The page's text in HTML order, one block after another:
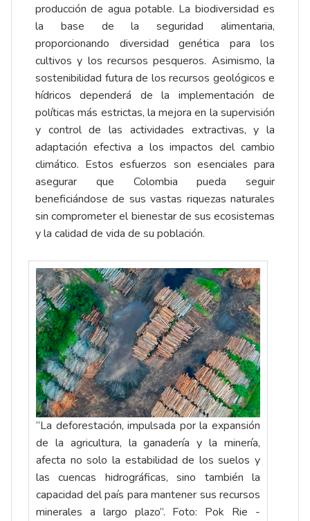
producción de agua potable. La biodiversidad es
la base de la seguridad alimentaria,
proporcionando diversidad genética para los
cultivos y los recursos pesqueros. Asimismo, la
sostenibilidad futura de los recursos geológicos e
hídricos dependerá de la implementación de
políticas más estrictas, la mejora en la supervisión
y control de las actividades extractivas, y la
adaptación efectiva a los impactos del cambio
climático. Estos esfuerzos son esenciales para
asegurar que Colombia pueda seguir
beneficiándose de sus vastas riquezas naturales
sin comprometer el bienestar de sus ecosistemas
y la calidad de vida de su población.
“La deforestación, impulsada por la expansión
de la agricultura, la ganadería y la minería,
afecta no solo la estabilidad de los suelos y
las cuencas hidrográficas, sino también la
capacidad del país para mantener sus recursos
minerales a largo plazo”. Foto: Pok Rie -